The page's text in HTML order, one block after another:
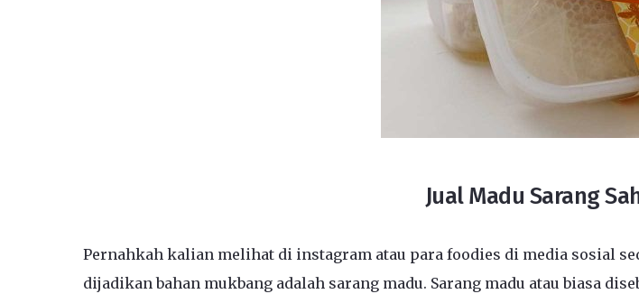
Jual Madu Sarang
Pernahkah kalian melihat di instagram atau para foodies di media sosial
dijadikan bahan mukbang adalah sarang madu. Sarang madu atau biasa